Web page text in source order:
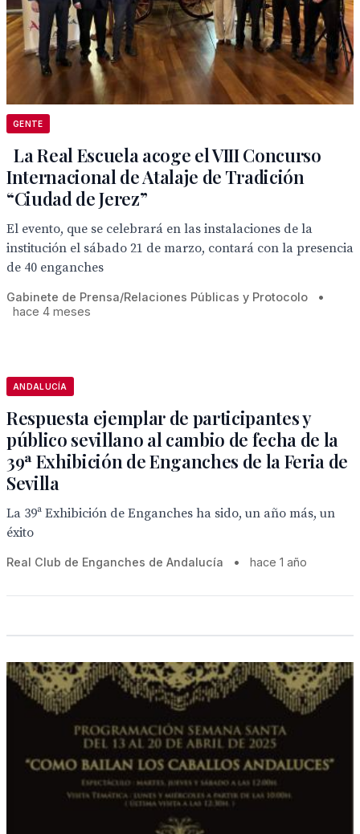
GENTE
La Real Escuela acoge el VIII Concurso
Internacional de Atalaje de Tradición
“Ciudad de Jerez”
El evento, que se celebrará en las instalaciones de la
institución el sábado 21 de marzo, contará con la presencia
de 40 enganches
Gabinete de Prensa/Relaciones Públicas y Protocolo
•
hace 4 meses
ANDALUCÍA
Respuesta ejemplar de participantes y
público sevillano al cambio de fecha de la
39ª Exhibición de Enganches de la Feria de
Sevilla
La 39ª Exhibición de Enganches ha sido, un año más, un
éxito
Real Club de Enganches de Andalucía • hace 1 año